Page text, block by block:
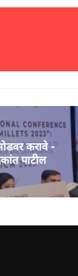
करावे -
पाटील